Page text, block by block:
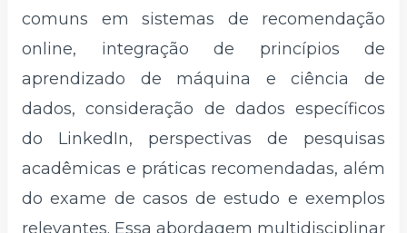
comuns em sistemas de recomendação
online, integração de princípios de
aprendizado de máquina e ciência de
dados, consideração de dados específicos
do LinkedIn, perspectivas de pesquisas
acadêmicas e práticas recomendadas, além
do exame de casos de estudo e exemplos
relevantes. Essa abordagem multidisciplinar